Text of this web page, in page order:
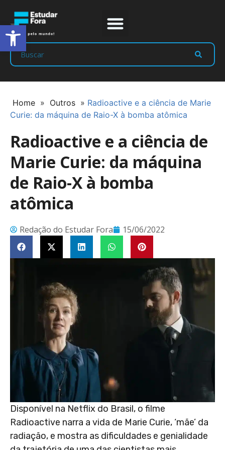
Home » Outros » Radioactive e a ciência de Marie
Curie: da máquina de Raio-X à bomba atômica
Radioactive e a ciência de
Marie Curie: da máquina
de Raio-X à bomba
atômica
Redação do Estudar Fora 15/06/2022
Disponível na Netflix do Brasil, o filme
Radioactive narra a vida de Marie Curie, ‘mãe’ da
radiação, e mostra as dificuldades e genialidade
Abrir a barra de ferramentas